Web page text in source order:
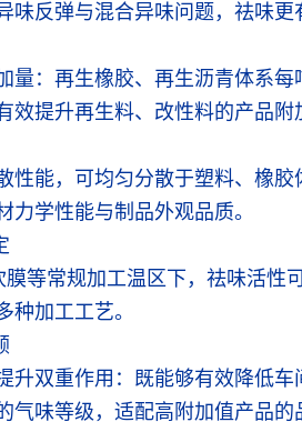
反弹与混合异味问题，祛味更
量：再生橡胶、再生沥青体系
效提升再生料、改性料的产品附
性能，可均匀分散于塑料、橡
学性能与制品外观品质。
等常规加工温区下，祛味活
种加工工艺。
升双重作用：既能够有效降低
气味等级，适配高附加值产品的